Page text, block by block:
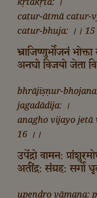
kṛtākṛta: ।
catur-ātmā catur-
catur-bhuja: ।।
भ्राजिष्णुर्भोजनं
अनघो विजयो जेता
bhrājiṣṇur-
jagadādija: ।
anagho vijayo jetā
16 ।।
उपेंद्रो वामन:
अतींद्र: संग्रह: सर्गो
upendro vāmana: